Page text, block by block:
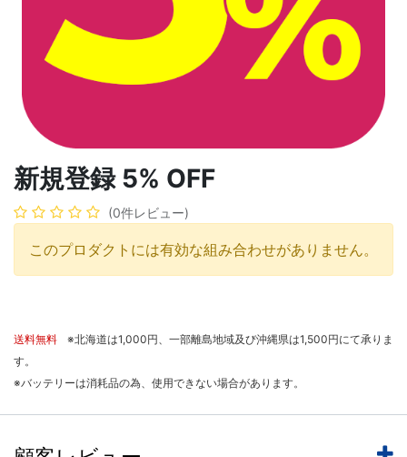
新規登録 5% OFF
(0件レビュー)
このプロダクトには有効な組み合わせがありません。
送料無料
※北海道は1,000円、一部離島地域及び沖縄県は1,500円にて承りま
す。
※バッテリーは消耗品の為、使用できない場合があります。